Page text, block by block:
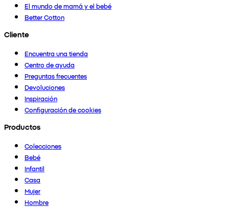
El mundo de mamá y el bebé
Better Cotton
Cliente
Encuentra una tienda
Centro de ayuda
Preguntas frecuentes
Devoluciones
Inspiración
Configuración de cookies
Productos
Colecciones
Bebé
Infantil
Casa
Mujer
Hombre